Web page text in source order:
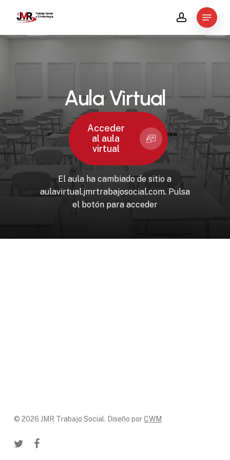
main
account
Menu
Aula Virtual
Acceder
al aula
virtual
El aula ha cambiado de sitio a
aulavirtual.jmrtrabajosocial.com. Pulsa
el botón para acceder
© 2026 JMR Trabajo Social. Diseño porCWM
twitterfacebook